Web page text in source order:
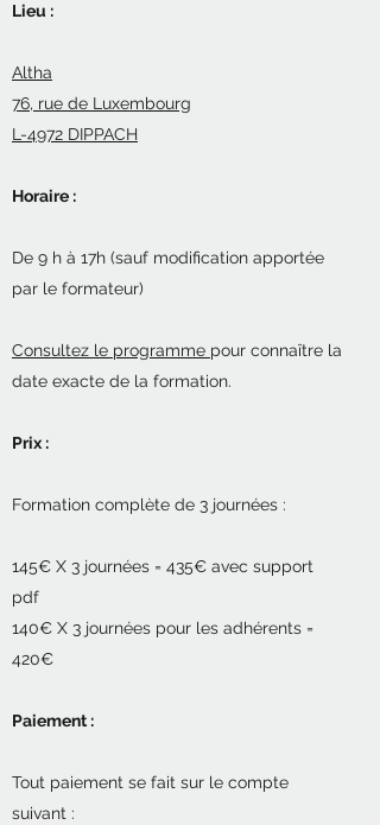
Lieu :
Altha
76, rue de Luxembourg
L-4972 DIPPACH
Horaire :
De 9 h à 17h (sauf modification apportée
par le formateur)
Consultez le programme pour connaître la
date exacte de la formation.
Prix :
Formation complète de 3 journées :
145€ X 3 journées = 435€ avec support
pdf
140€ X 3 journées pour les adhérents =
420€
Paiement :
Tout paiement se fait sur le compte
suivant :